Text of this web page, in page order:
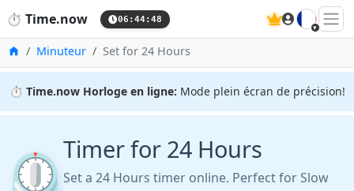
⏱️ Time.now 06:44:49 🇫🇷
Accueil
Minuteur Set for 24 Hours
⏱️ Time.now Horloge en ligne: Mode plein écran de précision!
⏲️Timer for 24 Hours
Set a 24 Hours timer online. Perfect for Slow